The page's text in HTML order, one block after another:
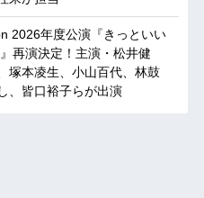
2026年度公演『きっといい
再演決定！主演・松井健
塚本凌生、小山百代、林鼓
、皆口裕子らが出演